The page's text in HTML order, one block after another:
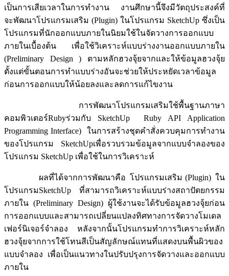
เป็นการเสียเวลาในการทำงาน งานศึกษานี้จึงมีวัตถุประสงค์ที่
จะพัฒนาโปรแกรมเสริม (Plugin) ในโปรแกรม SketchUp ซึ่งเป็น
โปรแกรมที่นักออกแบบภายในนิยมใช้ในจัดวางการออกแบบ
ภายในเบื้องต้น เพื่อใช้วิเคราะห์แบบร่างงานออกแบบภายใน
(Preliminary Design ) ตามหลักฮวงจุ้ยจากและให้ข้อมูลฮวงจุ้ย
ตั้งแต่ขั้นตอนการทำแบบร่างอันจะช่วยให้ประหยัดเวลาข้อมูล
ก่อนการออกแบบให้น้อยลงและลดการแก้ไขงาน
การพัฒนาโปรแกรมเสริมใช้พื้นฐานภาษา
คอมพิวเตอร์Rubyร่วมกับ SketchUp Ruby API Application
Programming Interface) ในการสร้างชุดคำสั่งควบคุมการทำงาน
ของโปรแกรม SketchUpเพื่อรวบรวมข้อมูลจากแบบจำลองของ
โปรแกรม SketchUp เพื่อใช้ในการวิเคราะห์
ผลที่ได้จากการพัฒนาคือ โปรแกรมเสริม (Plugin) ใน
โปรแกรมSketchUp ที่สามารถวิเคราะห์แบบร่างสถาปัตยกรรม
ภายใน (Preliminary Design) ผู้ใช้งานจะได้รับข้อมูลฮวงจุ้ยก่อน
การออกแบบและสามารถเปลี่ยนแปลงทิศทางการจัดวางโมเดล
เฟอร์นิเจอร์จำลอง หลังจากนั้นโปรแกรมทำการวิเคราะห์หลัก
ฮวงจุ้ยจากการใช้โทนสีเป็นสัญลักษณ์แทนที่แสดงบนพื้นผิวของ
แบบจำลอง เพื่อเป็นแนวทางในปรับปรุงการจัดวางและออกแบบ
ภายใน